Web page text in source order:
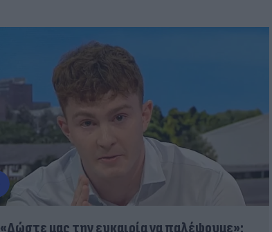
«Δώστε μας την ευκαιρία να παλέψουμε»: